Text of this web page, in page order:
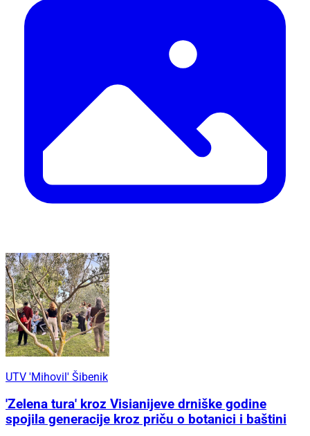
UTV 'Mihovil' Šibenik
'Zelena tura' kroz Visianijeve drniške godine
spojila generacije kroz priču o botanici i baštini